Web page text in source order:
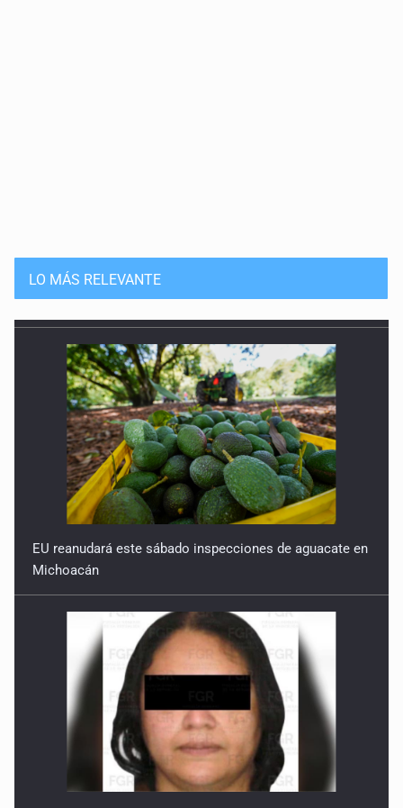
LO MÁS RELEVANTE
EU reanudará este sábado inspecciones de aguacate en
Michoacán